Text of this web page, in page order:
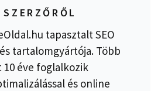
tapasztalt SEO
tartalomgyártója. Több
10 éve foglalkozik
és online